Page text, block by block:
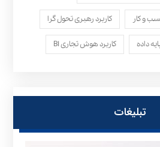
و کار کاربرد رهبری تحول‌ گرا
داده کاربرد هوش تجاری BI
تبلیغات